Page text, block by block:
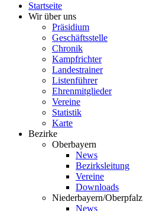
Startseite
Wir über uns
Präsidium
Geschäftsstelle
Chronik
Kampfrichter
Landestrainer
Listenführer
Ehrenmitglieder
Vereine
Statistik
Karte
Bezirke
Oberbayern
News
Bezirksleitung
Vereine
Downloads
Niederbayern/Oberpfalz
News